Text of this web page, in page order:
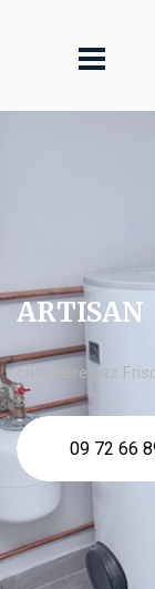
ARTISAN
chaudière gaz
09 72 66